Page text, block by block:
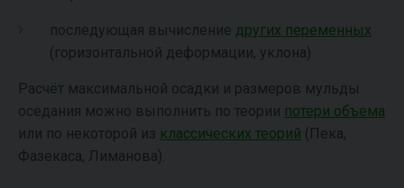
последующая вычисление других переменных
(горизонтальной деформации, уклона)
Расчёт максимальной осадки и размеров мульды
оседания можно выполнить по теории потери объема
или по некоторой из классических теорий (Пека,
Фазекаса, Лиманова).